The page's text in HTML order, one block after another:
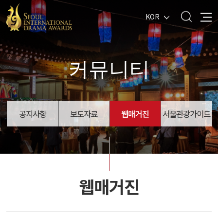
KOR
커뮤니티
공지사항 보도자료 웹매거진 서울관광가이드
웹매거진